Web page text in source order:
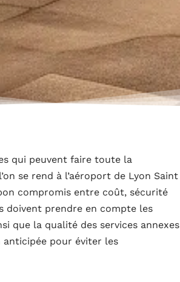
qui peuvent faire toute la
se rend à l’aéroport de Lyon Saint
compromis entre coût, sécurité
doivent prendre en compte les
que la qualité des services annexes
anticipée pour éviter les